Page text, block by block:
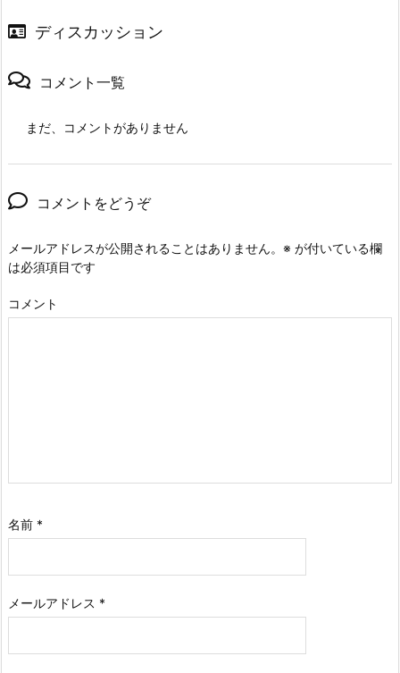
ディスカッション
コメント一覧
まだ、コメントがありません
コメントをどうぞ
メールアドレスが公開されることはありません。 ※ が付いている欄
は必須項目です
コメント
名前 *
メールアドレス *